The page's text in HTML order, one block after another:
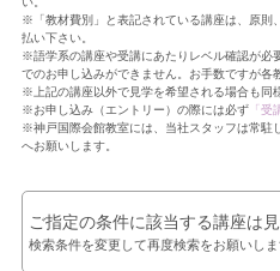
※「教材費別」と表記されている講座は、原則
払い下さい。
※語学系の講座や受講にあたりレベル確認が必
でのお申し込みができません。お手数ですが各
※上記の講座以外で見学を希望される場合も同
※お申し込み（エントリー）の際には必ず「受
※神戸国際会館教室には、当社スタッフは常駐
へお願いします。
ご指定の条件に該当する講座は
検索条件を変更して再度検索をお願いしま